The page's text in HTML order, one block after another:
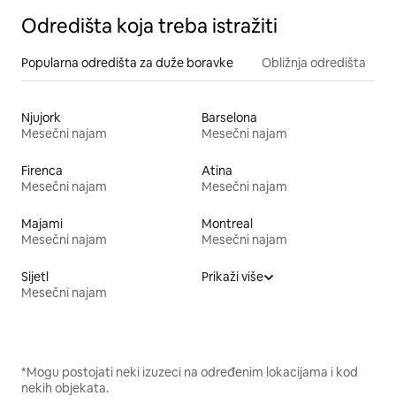
Odredišta koja treba istražiti
Popularna odredišta za duže boravke Obližnja odredišta
Njujork
Mesečni najam
Barselona
Mesečni najam
Firenca
Mesečni najam
Atina
Mesečni najam
Majami
Mesečni najam
Montreal
Mesečni najam
Sijetl
Mesečni najam
Prikaži više
*Mogu postojati neki izuzeci na određenim lokacijama i kod
nekih objekata.